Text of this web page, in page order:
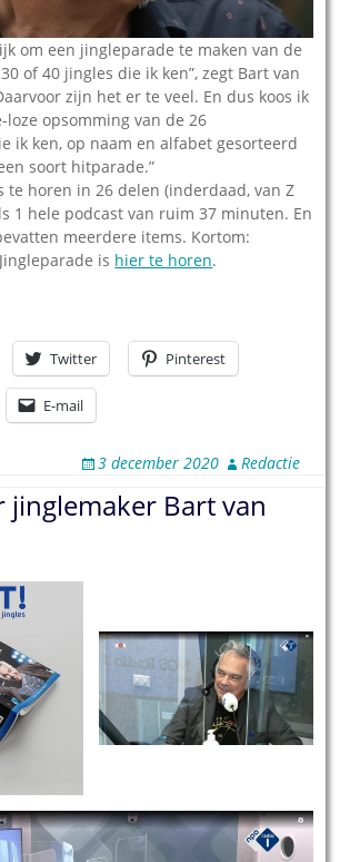
om een jingleparade te maken van de
of 40 jingles die ik ken”, zegt Bart van
zijn het er te veel. En dus koos ik
loze opsomming van de 26
ik ken, op naam en alfabet gesorteerd
soort hitparade.”
te horen in 26 delen (inderdaad, van Z
1 hele podcast van ruim 37 minuten. En
meerdere items. Kortom:
is hier te horen.
Twitter Pinterest
E-mail
3 december 2020 Redactie
jinglemaker Bart van